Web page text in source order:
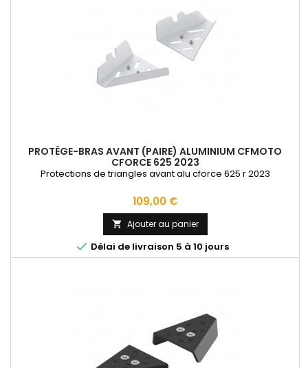
PROTÈGE-BRAS AVANT (PAIRE) ALUMINIUM CFMOTO
CFORCE 625 2023
Protections de triangles avant alu cforce 625 r 2023
Prix
109,00 €
 Ajouter au panier
 Délai de livraison 5 à 10 jours